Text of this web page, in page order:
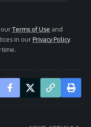
ourTerms of Use and
in ourPrivacy Policy.
time.